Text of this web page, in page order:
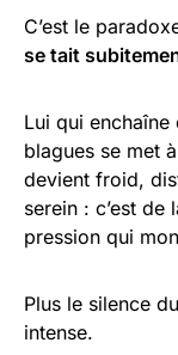
C’est le
se tait
Lui qui enchaîne
blagues se met
devient froid,
serein : c’est de
pression qui
Plus le silence
intense.